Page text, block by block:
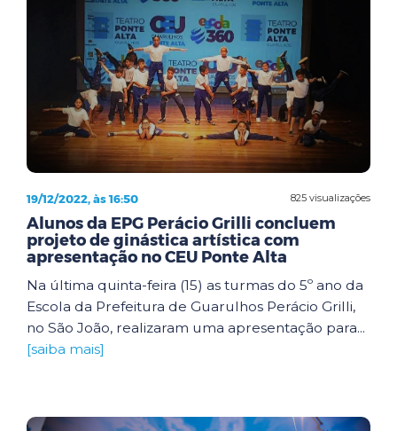
825 visualizações
19/12/2022, às 16:50
Alunos da EPG Perácio Grilli concluem
projeto de ginástica artística com
apresentação no CEU Ponte Alta
Na última quinta-feira (15) as turmas do 5º ano da
Escola da Prefeitura de Guarulhos Perácio Grilli,
no São João, realizaram uma apresentação para...
[saiba mais]